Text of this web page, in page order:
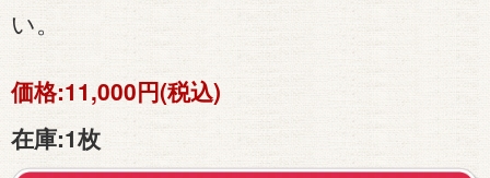
い。
価格:11,000円(税込)
在庫:1枚